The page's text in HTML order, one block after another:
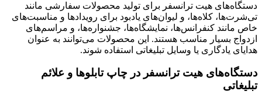
دستگاه‌های هیت ترانسفر برای تولید محصولات سفارشی مانند
تی‌شرت‌ها، کلاه‌ها، و لیوان‌های یادبود برای رویدادها و مناسبت‌های
خاص مانند کنفرانس‌ها، نمایشگاه‌ها، جشنواره‌ها، و مراسم‌های
ازدواج بسیار مناسب هستند. این محصولات می‌توانند به عنوان
هدایای یادگاری یا وسایل تبلیغاتی استفاده شوند.
دستگاه‌های هیت ترانسفر در چاپ تابلوها و علائم
تبلیغاتی